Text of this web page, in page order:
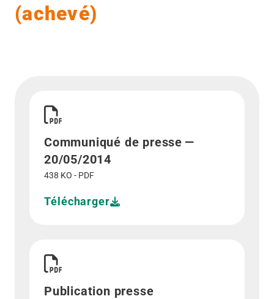
(achevé)
Communiqué de presse —
20/05/2014
438 KO - PDF
Télécharger
Publication presse